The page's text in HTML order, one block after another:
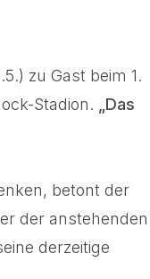
zu Gast beim 1.
Stadion.
„Das
betont der
der anstehenden
derzeitige